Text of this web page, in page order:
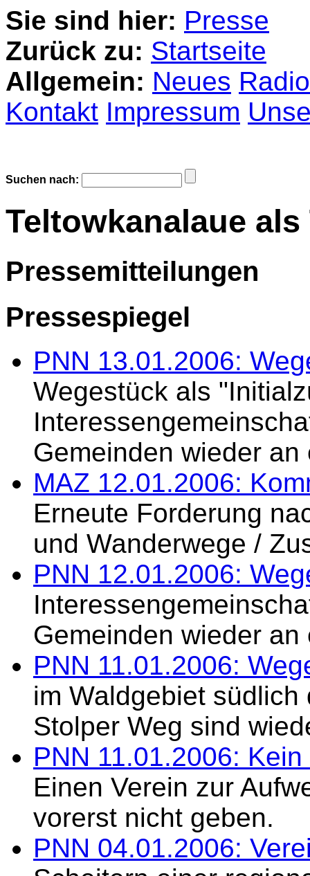
Sie sind hier: Presse
Zurück zu: Startseite
Allgemein: Neues
Kontakt Impressum
Suchen nach:
Teltowkanalaue
Pressemitteilungen
Pressespiegel
PNN 13.01.2006:
Wegestück als
Gemeinden wieder
MAZ 12.01.2006:
Erneute Forderung
und Wanderwege /
PNN 12.01.2006:
Gemeinden wieder
PNN 11.01.2006:
im Waldgebiet
Stolper Weg sind
PNN 11.01.2006:
Einen Verein zur
vorerst nicht geben.
PNN 04.01.2006: